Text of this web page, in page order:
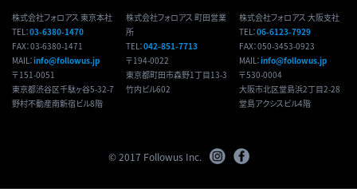
株式会社フォロアス 東京本社
TEL：03-6380-1470
FAX：03-6380-1471
MAIL：info@followus.jp
〒151-0051
東京都渋谷区千駄ヶ谷5-32-7
野村不動産南新宿ビル8階
株式会社フォロアス 町田営業
所
TEL：042-851-7713
〒194-0022
東京都町田市森野1丁目13-3
竹内ビル602
株式会社フォロアス 大阪支社
TEL：06-6123-7929
FAX：050-3453-0923
MAIL：info@followus.jp
〒530-0004
大阪市北区堂島浜2丁目2-28
堂島アクシスビル4階
© 2017 Followus Inc.